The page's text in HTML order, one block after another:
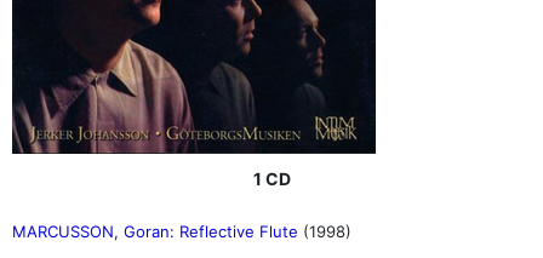
1 CD
MARCUSSON, Goran: Reflective Flute (1998)